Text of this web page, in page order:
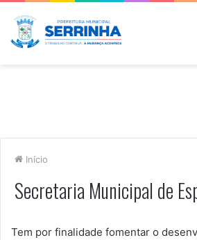
Início
Secretaria Municipal de
Tem por finalidade fomentar o